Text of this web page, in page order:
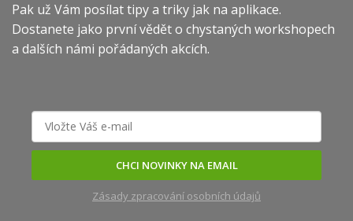
Pak už Vám posílat tipy a triky jak na aplikace.
Dostanete jako první vědět o chystaných workshopech
a dalších námi pořádaných akcích.
CHCI NOVINKY NA EMAIL
Zásady zpracování osobních údajů